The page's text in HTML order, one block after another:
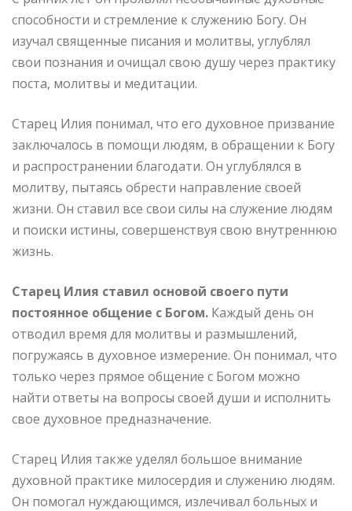
способности и стремление к служению Богу. Он
изучал священные писания и молитвы, углублял
свои познания и очищал свою душу через практику
поста, молитвы и медитации.
Старец Илия понимал, что его духовное призвание
заключалось в помощи людям, в обращении к Богу
и распространении благодати. Он углублялся в
молитву, пытаясь обрести направление своей
жизни. Он ставил все свои силы на служение людям
и поиски истины, совершенствуя свою внутреннюю
жизнь.
Старец Илия ставил основой своего пути
постоянное общение с Богом. Каждый день он
отводил время для молитвы и размышлений,
погружаясь в духовное измерение. Он понимал, что
только через прямое общение с Богом можно
найти ответы на вопросы своей души и исполнить
свое духовное предназначение.
Старец Илия также уделял большое внимание
духовной практике милосердия и служению людям.
Он помогал нуждающимся, излечивал больных и